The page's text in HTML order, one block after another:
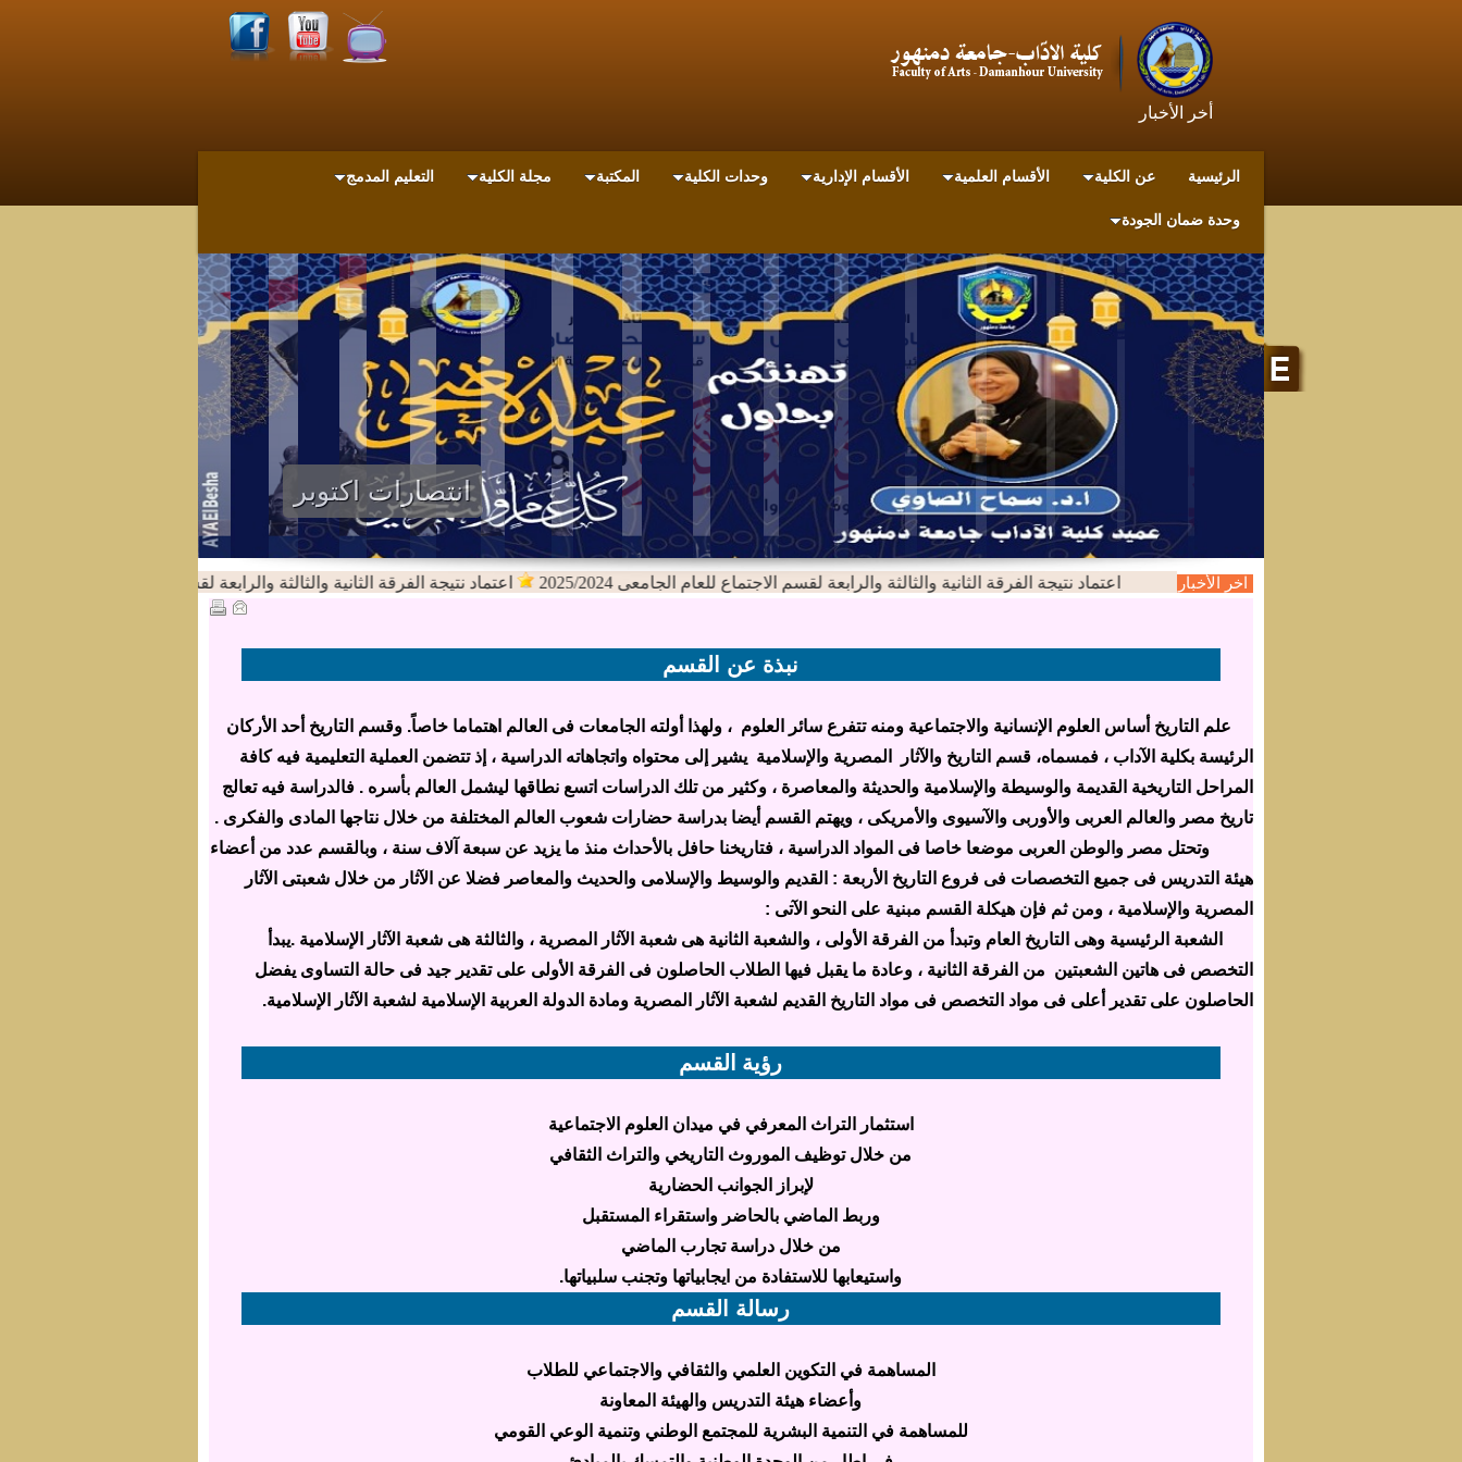
أخر الأخبار
الرئيسية عن الكلية الأقسام العلمية الأقسام الإدارية وحدات الكلية المكتبة مجلة الكلية التعليم المدمج
وحدة ضمان الجودة
انتصارات اكتوبر
اخر الأخبار اعتماد نتيجة الفرقة الثانية والثالثة والرابعة لقسم الاجتماع للعام الجامعى 2025/2024 اعتماد نتيجة الفرقة الثانية والثالثة والرابعة لقسم اللغة الانجليزية للعام الجامعى 2025/
نبذة عن القسم
علم التاريخ أساس العلوم الإنسانية والاجتماعية ومنه تتفرع سائر العلوم ، ولهذا أولته الجامعات فى العالم اهتماما خاصاً. وقسم التاريخ أحد الأركان
الرئيسة بكلية الآداب ، فمسماه، قسم التاريخ والآثار المصرية والإسلامية يشير إلى محتواه واتجاهاته الدراسية ، إذ تتضمن العملية التعليمية فيه كافة
المراحل التاريخية القديمة والوسيطة والإسلامية والحديثة والمعاصرة ، وكثير من تلك الدراسات اتسع نطاقها ليشمل العالم بأسره . فالدراسة فيه تعالج
تاريخ مصر والعالم العربى والأوربى والآسيوى والأمريكى ، ويهتم القسم أيضا بدراسة حضارات شعوب العالم المختلفة من خلال نتاجها المادى والفكرى .
وتحتل مصر والوطن العربى موضعا خاصا فى المواد الدراسية ، فتاريخنا حافل بالأحداث منذ ما يزيد عن سبعة آلاف سنة ، وبالقسم عدد من أعضاء
هيئة التدريس فى جميع التخصصات فى فروع التاريخ الأربعة : القديم والوسيط والإسلامى والحديث والمعاصر فضلا عن الآثار من خلال شعبتى الآثار
المصرية والإسلامية ، ومن ثم فإن هيكلة القسم مبنية على النحو الآتى :
الشعبة الرئيسية وهى التاريخ العام وتبدأ من الفرقة الأولى ، والشعبة الثانية هى شعبة الآثار المصرية ، والثالثة هى شعبة الآثار الإسلامية .يبدأ
التخصص فى هاتين الشعبتين من الفرقة الثانية ، وعادة ما يقبل فيها الطلاب الحاصلون فى الفرقة الأولى على تقدير جيد فى حالة التساوى يفضل
الحاصلون على تقدير أعلى فى مواد التخصص فى مواد التاريخ القديم لشعبة الآثار المصرية ومادة الدولة العربية الإسلامية لشعبة الآثار الإسلامية.
رؤية القسم
استثمار التراث المعرفي في ميدان العلوم الاجتماعية
من خلال توظيف الموروث التاريخي والتراث الثقافي
لإبراز الجوانب الحضارية
وربط الماضي بالحاضر واستقراء المستقبل
من خلال دراسة تجارب الماضي
واستيعابها للاستفادة من ايجابياتها وتجنب سلبياتها.
رسالة القسم
المساهمة في التكوين العلمي والثقافي والاجتماعي للطلاب
وأعضاء هيئة التدريس والهيئة المعاونة
للمساهمة في التنمية البشرية للمجتمع الوطني وتنمية الوعي القومي